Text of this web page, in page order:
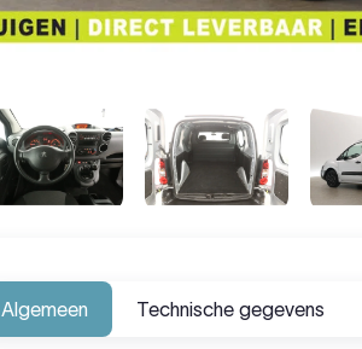
Algemeen Technische gegevens